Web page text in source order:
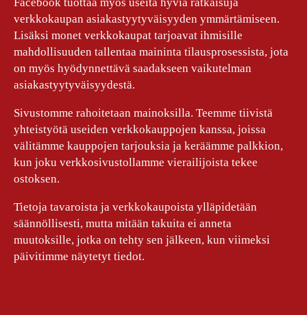
verkkokaupan asiakastyytyväisyyden ymmärtämiseen.
Lisäksi monet verkkokaupat tarjoavat ihmisille
mahdollisuuden tallentaa maininta tilausprosessista, jota
on myös hyödynnettävä saadakseen vaikutelman
asiakastyytyväisyydestä.
Sivustomme rahoitetaan mainoksilla. Teemme tiivistä
yhteistyötä useiden verkkokauppojen kanssa, joissa
välitämme kauppojen tarjouksia ja keräämme palkkion,
kun joku verkkosivustollamme vierailijoista tekee
ostoksen.
Tietoja tavaroista ja verkkokaupoista ylläpidetään
säännöllisesti, mutta mitään takuita ei anneta
muutoksille, jotka on tehty sen jälkeen, kun viimeksi
päivitimme näytetyt tiedot.